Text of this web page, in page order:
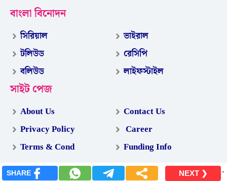
বাংলা বিনোদন
সিরিয়াল
টলিউড
বলিউড
ভাইরাল
রেসিপি
লাইফস্টাইল
সাইট পেজ
About Us
Privacy Policy
Terms & Cond
Contact Us
Career
Funding Info
SHARE NEXT ❯ .